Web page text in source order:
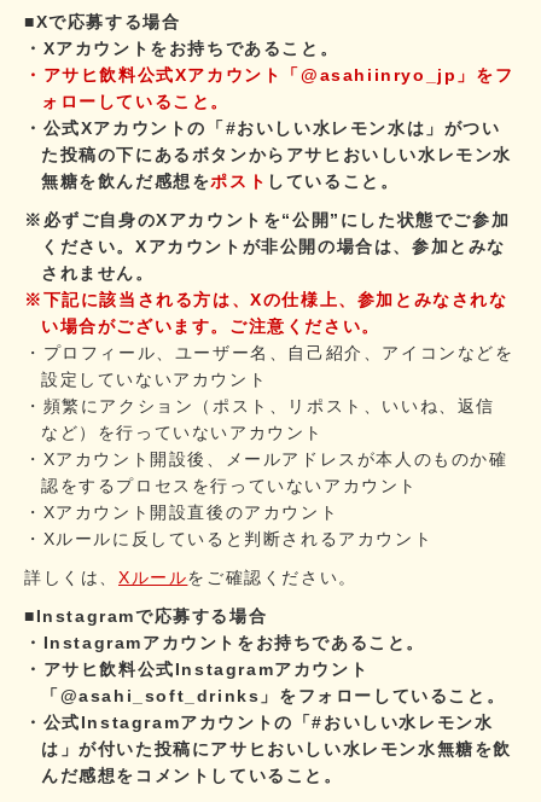
■Xで応募する場合
・Xアカウントをお持ちであること。
・アサヒ飲料公式Xアカウント「@asahiinryo_jp」をフ
ォローしていること。
・公式Xアカウントの「#おいしい水レモン水は」がつい
た投稿の下にあるボタンからアサヒおいしい水レモン水
無糖を飲んだ感想をポスト していること。
※必ずご自身のXアカウントを“公開”にした状態でご参加
ください。Xアカウントが非公開の場合は、参加とみな
されません。
※下記に該当される方は、Xの仕様上、参加とみなされな
い場合がございます。ご注意ください。
・プロフィール、ユーザー名、自己紹介、アイコンなどを
設定していないアカウント
・頻繁にアクション（ポスト、リポスト、いいね、返信
など）を行っていないアカウント
・Xアカウント開設後、メールアドレスが本人のものか確
認をするプロセスを行っていないアカウント
・Xアカウント開設直後のアカウント
・Xルールに反していると判断されるアカウント
詳しくは、 Xルールをご確認ください。
■Instagramで応募する場合
・Instagramアカウントをお持ちであること。
・アサヒ飲料公式Instagramアカウント
「@asahi_soft_drinks」をフォローしていること。
・公式Instagramアカウントの「#おいしい水レモン水
は」が付いた投稿にアサヒおいしい水レモン水無糖を飲
んだ感想をコメントしていること。